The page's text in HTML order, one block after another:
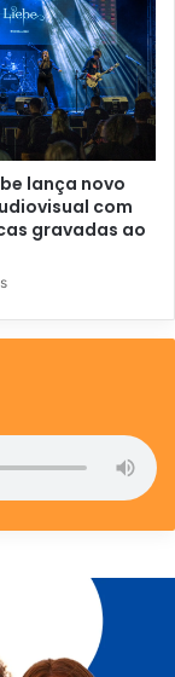
lança novo
com
gravadas ao